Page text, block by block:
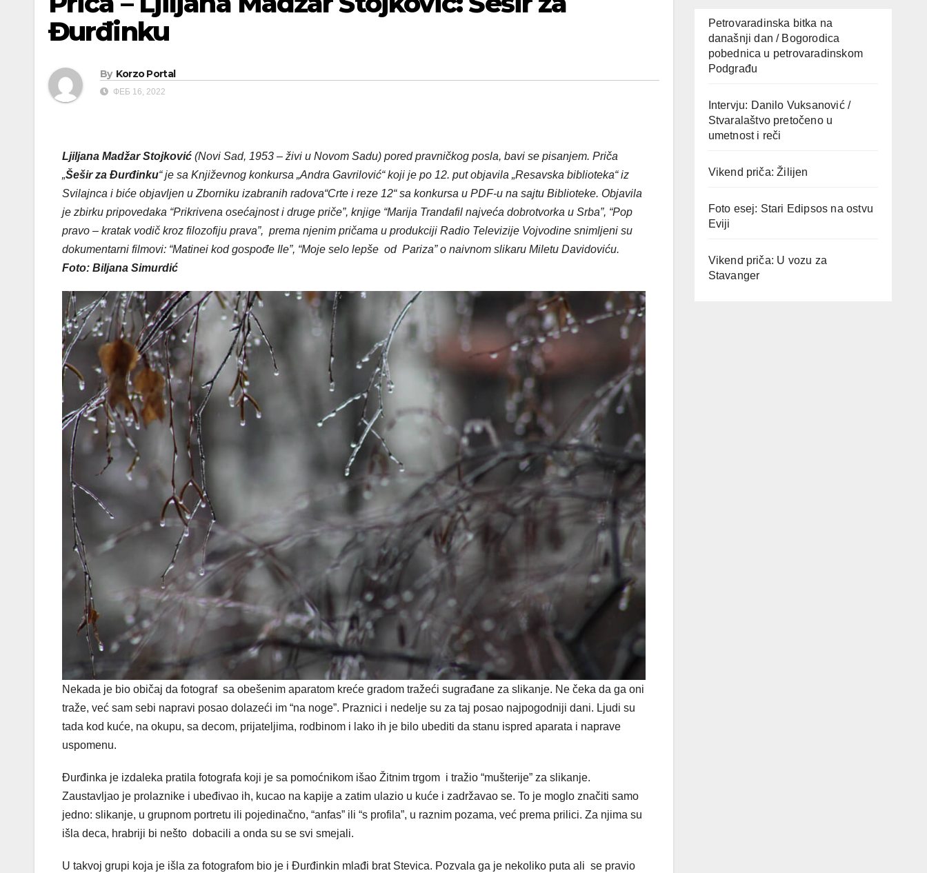
Đurđinku
By Korzo Portal
ФЕБ 16, 2022
Ljiljana Madžar Stojković (Novi Sad, 1953 – živi u Novom Sadu) pored pravničkog posla, bavi se pisanjem. Priča
„Šešir za Đurđinku“ je sa Književnog konkursa „Andra Gavrilović“ koji je po 12. put objavila „Resavska biblioteka“ iz
Svilajnca i biće objavljen u Zborniku izabranih radova“Crte i reze 12“ sa konkursa u PDF-u na sajtu Biblioteke. Objavila
je zbirku pripovedaka “Prikrivena osećajnost i druge priče”, knjige “Marija Trandafil najveća dobrotvorka u Srba”, “Pop
pravo – kratak vodič kroz filozofiju prava”, prema njenim pričama u produkciji Radio Televizije Vojvodine snimljeni su
dokumentarni filmovi: “Matinei kod gospođe Ile”, “Moje selo lepše od Pariza” o naivnom slikaru Miletu Davidoviću.
Foto: Biljana Simurdić
Nekada je bio običaj da fotograf sa obešenim aparatom kreće gradom tražeći sugrađane za slikanje. Ne čeka da ga oni
traže, već sam sebi napravi posao dolazeći im “na noge”. Praznici i nedelje su za taj posao najpogodniji dani. Ljudi su
tada kod kuće, na okupu, sa decom, prijateljima, rodbinom i lako ih je bilo ubediti da stanu ispred aparata i naprave
uspomenu.
Đurđinka je izdaleka pratila fotografa koji je sa pomoćnikom išao Žitnim trgom i tražio “mušterije” za slikanje.
Zaustavljao je prolaznike i ubeđivao ih, kucao na kapije a zatim ulazio u kuće i zadržavao se. To je moglo značiti samo
jedno: slikanje, u grupnom portretu ili pojedinačno, “anfas” ili “s profila”, u raznim pozama, već prema prilici. Za njima su
išla deca, hrabriji bi nešto dobacili a onda su se svi smejali.
U takvoj grupi koja je išla za fotografom bio je i Đurđinkin mlađi brat Stevica. Pozvala ga je nekoliko puta ali se pravio
Petrovaradinska bitka na
današnji dan / Bogorodica
pobednica u petrovaradinskom
Podgrađu
Intervju: Danilo Vuksanović /
Stvaralaštvo pretočeno u
umetnost i reči
Vikend priča: Žilijen
Foto esej: Stari Edipsos na ostvu
Eviji
Vikend priča: U vozu za
Stavanger